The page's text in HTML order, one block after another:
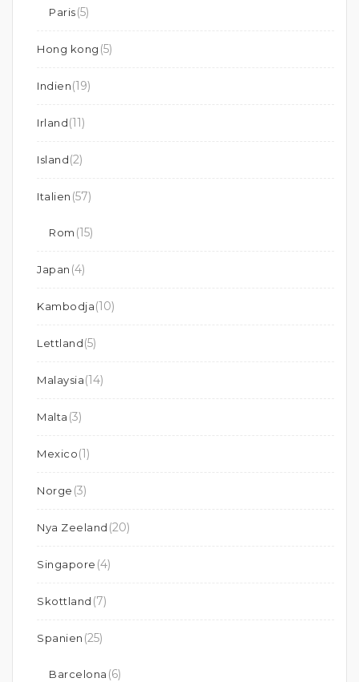
Paris(5)
Hong kong (5)
Indien(19)
Irland(11)
Island(2)
Italien (57)
Rom (15)
Japan (4)
Kambodja(10)
Lettland(5)
Malaysia(14)
Malta (3)
Mexico(1)
Norge (3)
Nya Zeeland (20)
Singapore (4)
Skottland (7)
Spanien (25)
Barcelona (6)